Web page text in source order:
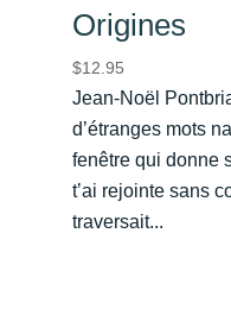
Origines
$12.95
Jean-Noël
d’étranges mots
fenêtre qui donne
t’ai rejointe sans
traversait...